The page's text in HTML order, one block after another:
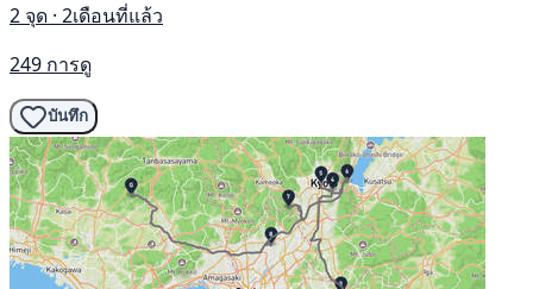
2 จุด · 2เดือนที่แล้ว
249 การดู
บันทึก